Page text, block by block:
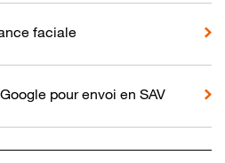
faciale
pour envoi en SAV